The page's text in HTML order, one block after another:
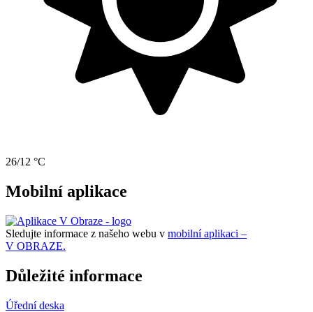
26/12 °C
Mobilní aplikace
Sledujte informace z našeho webu v mobilní aplikaci –
V OBRAZE.
Důležité informace
Úřední deska